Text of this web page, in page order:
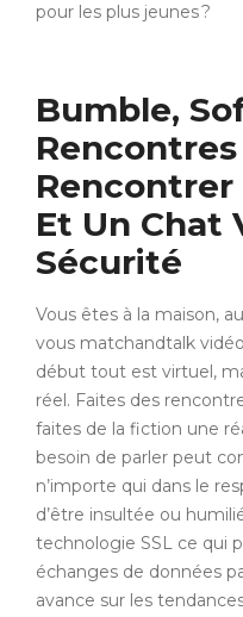
pour les plus jeunes ?
Bumble,
Rencontrer
Et Un Chat
Sécurité
Vous êtes à la maison,
vous matchandtalk
début tout est virtuel,
réel. Faites des
faites de la fiction une
besoin de parler peut
n’importe qui dans le
d’être insultée ou
technologie SSL ce qui
échanges de données
avance sur les